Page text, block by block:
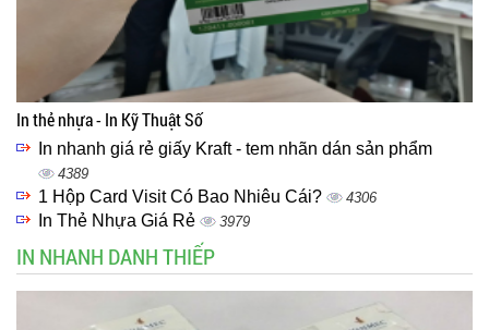
In thẻ nhựa - In Kỹ Thuật Số
In nhanh giá rẻ giấy Kraft - tem nhãn dán sản phẩm
4389
1 Hộp Card Visit Có Bao Nhiêu Cái? 4306
In Thẻ Nhựa Giá Rẻ 3979
IN NHANH DANH THIẾP